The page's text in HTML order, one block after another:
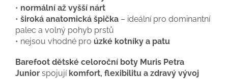
• normální až vyšší nárt
• široká anatomická špička – ideální pro dominantní
palec a volný pohyb prstů
• nejsou vhodné pro úzké kotníky a patu
Barefoot dětské celoroční boty Muris Petra
Junior spojují komfort, flexibilitu a zdravý vývoj